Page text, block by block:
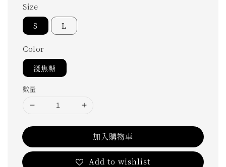
Size
S L
Color
淺焦糖
數量
加入購物車
Add to wishlist